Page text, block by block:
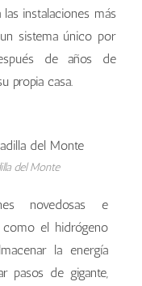
instalaciones más
sistema único por
de años de
propia casa.
del Monte
novedosas e
como el hidrógeno
la energía
pasos de gigante,